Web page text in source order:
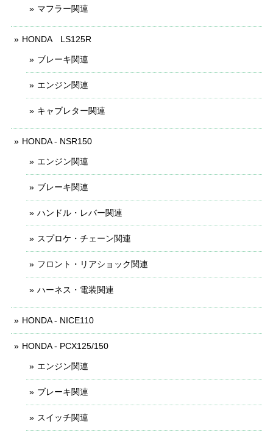
マフラー関連
HONDA LS125R
ブレーキ関連
エンジン関連
キャブレター関連
HONDA - NSR150
エンジン関連
ブレーキ関連
ハンドル・レバー関連
スプロケ・チェーン関連
フロント・リアショック関連
ハーネス・電装関連
HONDA - NICE110
HONDA - PCX125/150
エンジン関連
ブレーキ関連
スイッチ関連